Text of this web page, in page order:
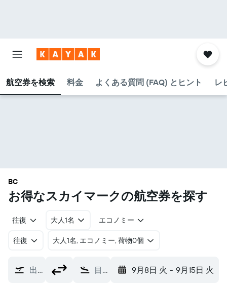
航空券を検索 料金 よくある質問 (FAQ) とヒント レ
BC
お得なスカイマーク​の航空券を探す
往復 大人1名 エコノミー
往復 ​大人1名, エコノミー, 荷物0個
出発地 目的地 9月8日 火 - 9月15日 火